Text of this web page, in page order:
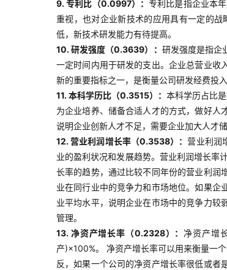
9. 专利比（0.0997）：专利比是指企业本
重视，也对企业新技术的应用具有一定的
低，新技术研发能力有待提高。
10. 研发强度（0.3639）： 研发强度是指企
一定时间内用于研发的支出。企业总营业收
新的重要指标之一，是衡量公司研发经费投
11. 本科学历比（0.3515）： 本科学历占比
为企业培养、储备合适人才的方式，做好人
说明企业创新人才不足，需要企业加大人才
12. 营业利润增长率（0.3538）：营业利润
业的盈利状况和发展趋势。营业利润增长率
长率的趋势，通过比较不同年份的营业利润
业在同行业中的竞争力和市场地位。如果企
业平均水平，说明企业在市场中的竞争力较
管理。
13. 净资产增长率（0.2328）： 净资产增
产)×100%。 净资产增长率可以用来衡量一
反，如果一个公司的净资产增长率很低或者